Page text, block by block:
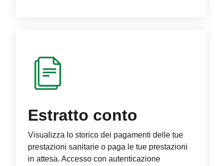
Estratto conto
Visualizza lo storico dei pagamenti delle tue
prestazioni sanitarie o paga le tue prestazioni
in attesa. Accesso con autenticazione